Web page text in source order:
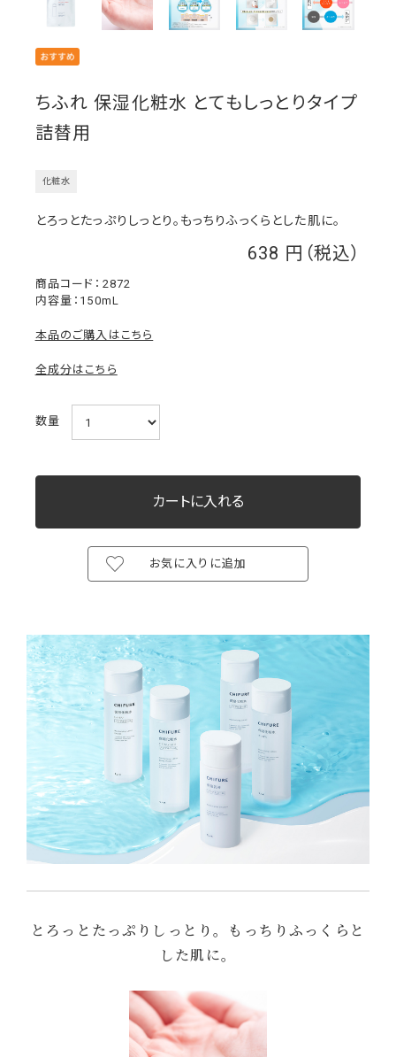
ちふれ 保湿化粧水 とてもしっとりタイプ
詰替用
化粧水
638
2872
とろっとたっぷりしっとり。もっちりふっくらとした肌に。
内容量：150mL
本品のご購入はこちら
全成分はこちら
数量
お気に入りに追加
とろっとたっぷりしっとり。もっちりふっくらと
した肌に。